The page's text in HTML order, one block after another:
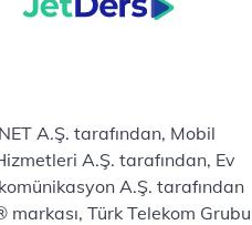
A.Ş. tarafından, Mobil
A.Ş. tarafından, Ev
A.Ş. tarafından
Türk Telekom Grubu